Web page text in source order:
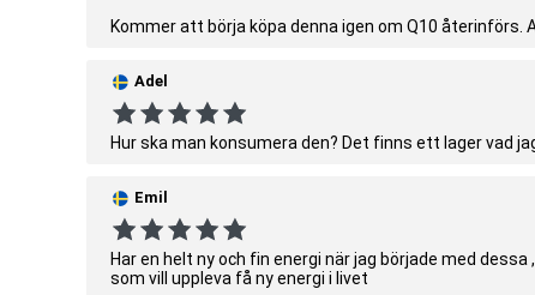
Kommer att börja köpa denna igen om Q10 återinförs.
Adel
Hur ska man konsumera den? Det finns ett lager vad
Emil
Har en helt ny och fin energi när jag började med
som vill uppleva få ny energi i livet